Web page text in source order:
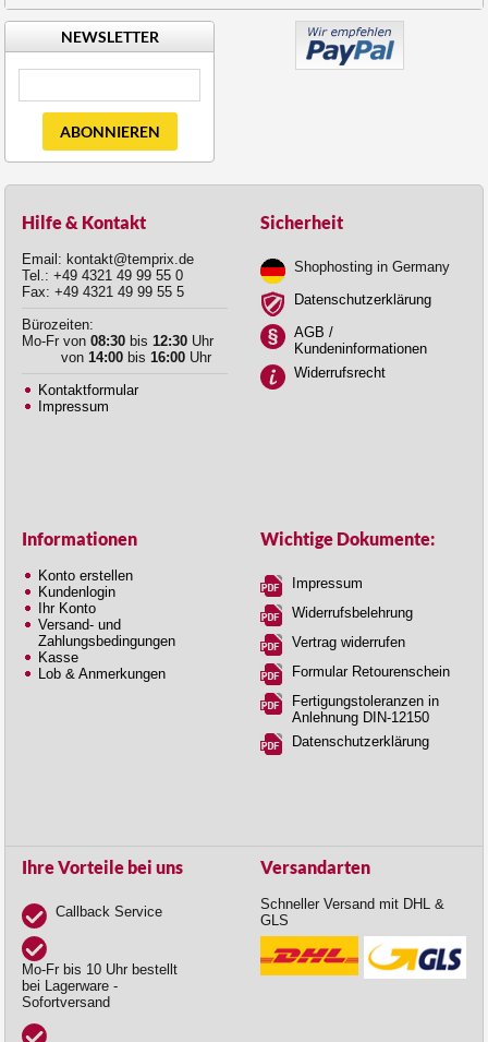
NEWSLETTER
ABONNIEREN
Hilfe & Kontakt
Email: kontakt@temprix.de
Tel.: +49 4321 49 99 55 0
Fax: +49 4321 49 99 55 5
Bürozeiten:
Mo-Fr von 08:30 bis 12:30 Uhr
von 14:00 bis 16:00 Uhr
Kontaktformular
Impressum
Sicherheit
Shophosting in Germany
Datenschutzerklärung
AGB /
Kundeninformationen
Widerrufsrecht
Informationen
Konto erstellen
Kundenlogin
Ihr Konto
Versand- und
Zahlungsbedingungen
Kasse
Lob & Anmerkungen
Wichtige Dokumente:
Impressum
Widerrufsbelehrung
Vertrag widerrufen
Formular Retourenschein
Fertigungstoleranzen in
Anlehnung DIN-12150
Datenschutzerklärung
Ihre Vorteile bei uns
Callback Service
Mo-Fr bis 10 Uhr bestellt
bei Lagerware -
Sofortversand
Versandarten
Schneller Versand mit DHL &
GLS